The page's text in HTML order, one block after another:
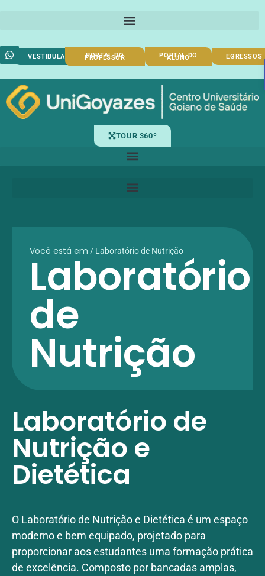
VESTIBULAR PORTAL DO
PROFESSOR PORTAL DO
ALUNO EGRESSOS
TOUR 360º
Você está em / Laboratório de Nutrição
Laboratório
de
Nutrição
Laboratório de
Nutrição e
Dietética
O Laboratório de Nutrição e Dietética é um espaço
moderno e bem equipado, projetado para
proporcionar aos estudantes uma formação prática
de excelência. Composto por bancadas amplas,